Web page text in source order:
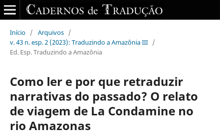
Início / Arquivos /
v. 43 n. esp. 2 (2023): Traduzindo a Amazônia III /
Ed. Esp. Traduzindo a Amazônia
Como ler e por que retraduzir
narrativas do passado? O relato
de viagem de La Condamine no
rio Amazonas